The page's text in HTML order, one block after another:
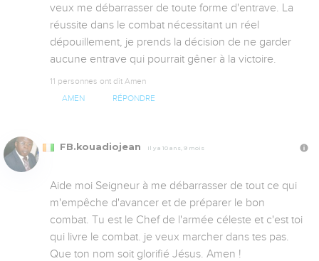
veux me débarrasser de toute forme d'entrave. La
réussite dans le combat nécessitant un réel
dépouillement, je prends la décision de ne garder
aucune entrave qui pourrait gêner à la victoire.
11 personnes ont dit Amen
AMEN RÉPONDRE
FB.kouadiojean Il y a 10 ans, 9 mois
Aide moi Seigneur à me débarrasser de tout ce qui
m'empêche d'avancer et de préparer le bon
combat. Tu est le Chef de l'armée céleste et c'est toi
qui livre le combat. je veux marcher dans tes pas.
Que ton nom soit glorifié Jésus. Amen !